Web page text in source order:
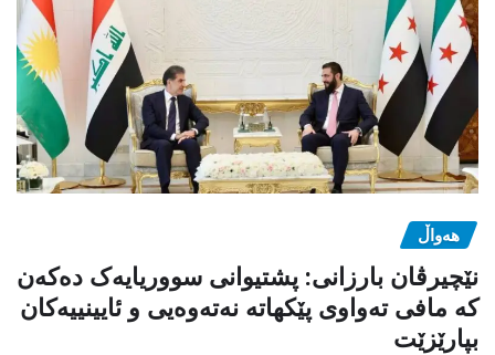
هەواڵ
نێچیرڤان بارزانی: پشتیوانی سووریایەک دەکەن
کە مافی تەواوی پێکهاتە نەتەوەیی و ئایینییەکان
بپارێزێت